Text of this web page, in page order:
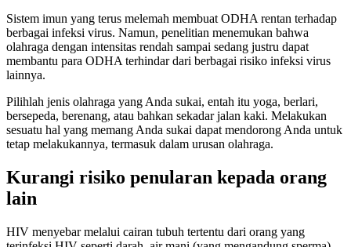
Sistem imun yang terus melemah membuat ODHA rentan terhadap
berbagai infeksi virus. Namun, penelitian menemukan bahwa
olahraga dengan intensitas rendah sampai sedang justru dapat
membantu para ODHA terhindar dari berbagai risiko infeksi virus
lainnya.
Pilihlah jenis olahraga yang Anda sukai, entah itu yoga, berlari,
bersepeda, berenang, atau bahkan sekadar jalan kaki. Melakukan
sesuatu hal yang memang Anda sukai dapat mendorong Anda untuk
tetap melakukannya, termasuk dalam urusan olahraga.
Kurangi risiko penularan kepada orang
lain
HIV menyebar melalui cairan tubuh tertentu dari orang yang